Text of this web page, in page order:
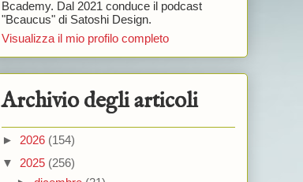
Bcademy. Dal 2021 conduce il podcast
"Bcaucus" di Satoshi Design.
Visualizza il mio profilo completo
Archivio degli articoli
► 2026 (154)
▼ 2025 (256)